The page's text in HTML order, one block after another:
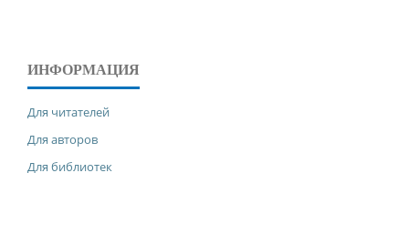
ИНФОРМАЦИЯ
Для читателей
Для авторов
Для библиотек